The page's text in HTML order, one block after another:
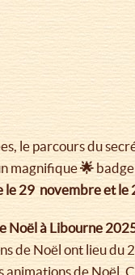
le parcours du
magnifique🌟
le 29 novembre et le
Noël à Libourne
de Noël ont lieu du
animations de Noël.